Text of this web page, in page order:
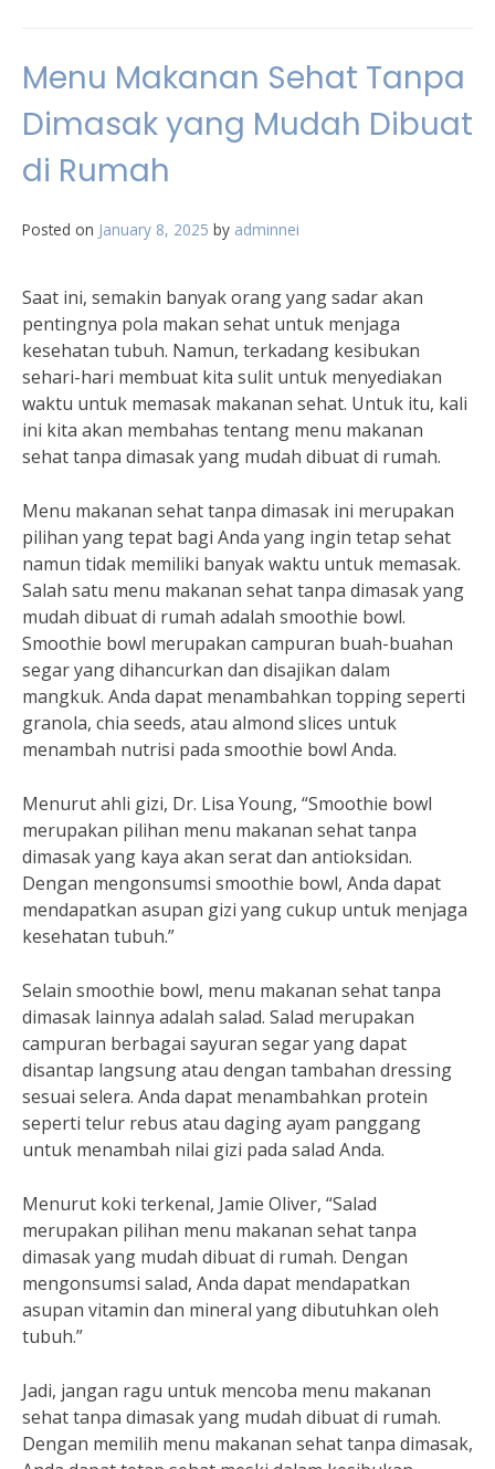
Menu Makanan Sehat Tanpa
Dimasak yang Mudah Dibuat
di Rumah
Posted on January 8, 2025 by adminnei
Saat ini, semakin banyak orang yang sadar akan
pentingnya pola makan sehat untuk menjaga
kesehatan tubuh. Namun, terkadang kesibukan
sehari-hari membuat kita sulit untuk menyediakan
waktu untuk memasak makanan sehat. Untuk itu, kali
ini kita akan membahas tentang menu makanan
sehat tanpa dimasak yang mudah dibuat di rumah.
Menu makanan sehat tanpa dimasak ini merupakan
pilihan yang tepat bagi Anda yang ingin tetap sehat
namun tidak memiliki banyak waktu untuk memasak.
Salah satu menu makanan sehat tanpa dimasak yang
mudah dibuat di rumah adalah smoothie bowl.
Smoothie bowl merupakan campuran buah-buahan
segar yang dihancurkan dan disajikan dalam
mangkuk. Anda dapat menambahkan topping seperti
granola, chia seeds, atau almond slices untuk
menambah nutrisi pada smoothie bowl Anda.
Menurut ahli gizi, Dr. Lisa Young, “Smoothie bowl
merupakan pilihan menu makanan sehat tanpa
dimasak yang kaya akan serat dan antioksidan.
Dengan mengonsumsi smoothie bowl, Anda dapat
mendapatkan asupan gizi yang cukup untuk menjaga
kesehatan tubuh.”
Selain smoothie bowl, menu makanan sehat tanpa
dimasak lainnya adalah salad. Salad merupakan
campuran berbagai sayuran segar yang dapat
disantap langsung atau dengan tambahan dressing
sesuai selera. Anda dapat menambahkan protein
seperti telur rebus atau daging ayam panggang
untuk menambah nilai gizi pada salad Anda.
Menurut koki terkenal, Jamie Oliver, “Salad
merupakan pilihan menu makanan sehat tanpa
dimasak yang mudah dibuat di rumah. Dengan
mengonsumsi salad, Anda dapat mendapatkan
asupan vitamin dan mineral yang dibutuhkan oleh
tubuh.”
Jadi, jangan ragu untuk mencoba menu makanan
sehat tanpa dimasak yang mudah dibuat di rumah.
Dengan memilih menu makanan sehat tanpa dimasak,